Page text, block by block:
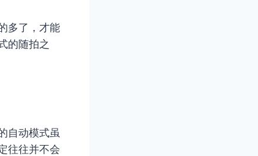
多了，才能
的随拍之
自动模式虽
往往并不会